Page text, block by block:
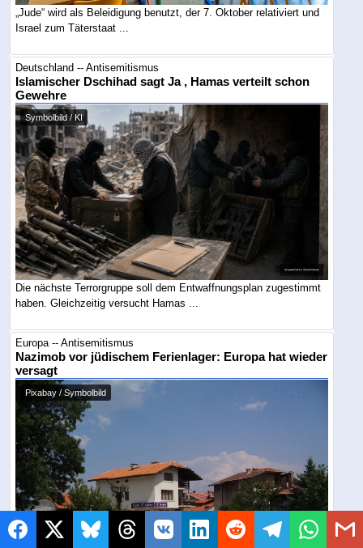
„Jude“ wird als Beleidigung benutzt, der 7. Oktober relativiert und
Israel zum Täterstaat ...
Deutschland -- Antisemitismus
Islamischer Dschihad sagt Ja , Hamas verteilt schon
Gewehre
Symbolbild / KI
Die nächste Terrorgruppe soll dem Entwaffnungsplan zugestimmt
haben. Gleichzeitig versucht Hamas ...
Europa -- Antisemitismus
Nazimob vor jüdischem Ferienlager: Europa hat wieder
versagt
Pixabay / Symbolbild